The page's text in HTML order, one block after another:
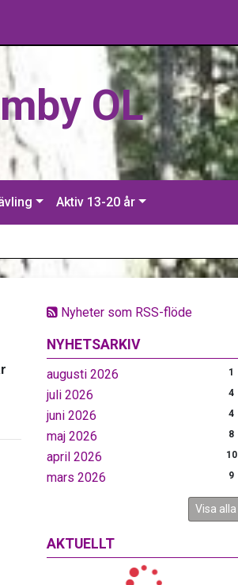
OL
Aktiv 13-20 år
Nyheter som RSS-flöde
NYHETSARKIV
augusti 2026 1
juli 2026 4
juni 2026 4
maj 2026 8
april 2026 10
mars 2026 9
Visa alla
AKTUELLT